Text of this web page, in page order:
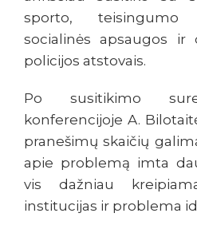
sporto, teisingumo
socialinės apsaugos ir
policijos atstovais.
Po susitikimo
konferencijoje A.
pranešimų skaičių
apie problemą imta
vis dažniau
institucijas ir problema